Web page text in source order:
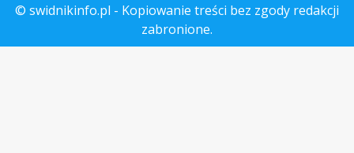
© swidnikinfo.pl - Kopiowanie treści bez zgody redakcji
zabronione.